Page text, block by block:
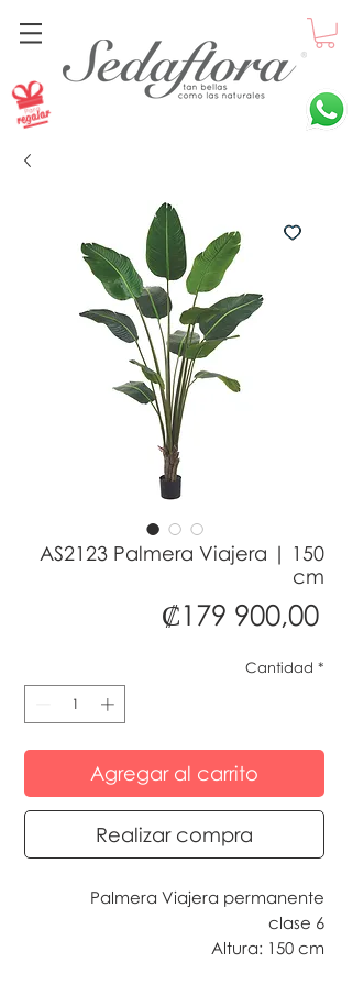
AS2123 Palmera Viajera | 150
cm
₡179 900,00
Cantidad *
Agregar al carrito
Realizar compra
Palmera Viajera permanente
clase 6
Altura: 150 cm